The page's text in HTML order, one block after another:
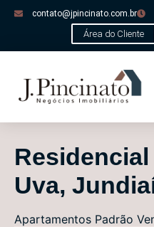
contato@jpincinato.com.br
Área do Cliente
Residencial
Uva,
Apartamentos Padrão